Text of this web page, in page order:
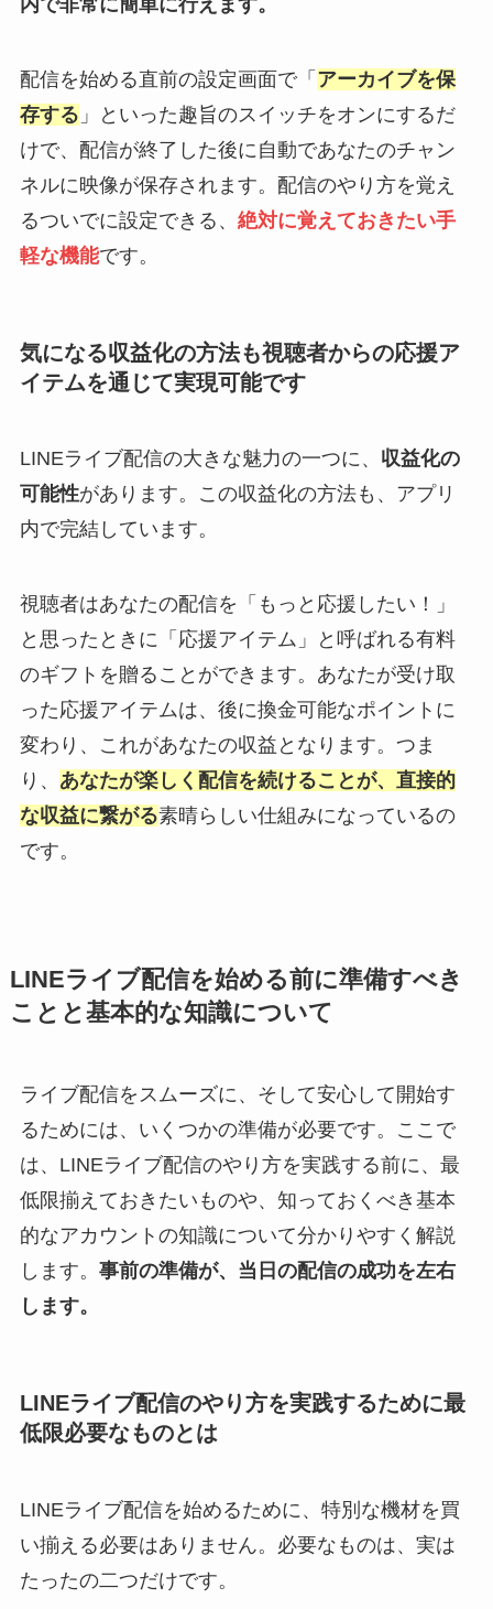
配信を始める直前の設定画面で「 アーカイブを保
存する 」といった趣旨のスイッチをオンにするだ
けで、配信が終了した後に自動であなたのチャン
ネルに映像が保存されます。配信のやり方を覚え
るついでに設定できる、 絶対に覚えておきたい手
軽な機能です。
気になる収益化の方法も視聴者からの応援ア
イテムを通じて実現可能です
LINEライブ配信の大きな魅力の一つに、 収益化の
可能性があります。この収益化の方法も、アプリ
内で完結しています。
視聴者はあなたの配信を「もっと応援したい！」
と思ったときに「応援アイテム」と呼ばれる有料
のギフトを贈ることができます。あなたが受け取
った応援アイテムは、後に換金可能なポイントに
変わり、これがあなたの収益となります。つま
り、 あなたが楽しく配信を続けることが、直接的
な収益に繋がる素晴らしい仕組みになっているの
です。
LINEライブ配信を始める前に準備すべき
ことと基本的な知識について
ライブ配信をスムーズに、そして安心して開始す
るためには、いくつかの準備が必要です。ここで
は、LINEライブ配信のやり方を実践する前に、最
低限揃えておきたいものや、知っておくべき基本
的なアカウントの知識について分かりやすく解説
します。 事前の準備が、当日の配信の成功を左右
します。
LINEライブ配信のやり方を実践するために最
低限必要なものとは
LINEライブ配信を始めるために、特別な機材を買
い揃える必要はありません。必要なものは、実は
たったの二つだけです。